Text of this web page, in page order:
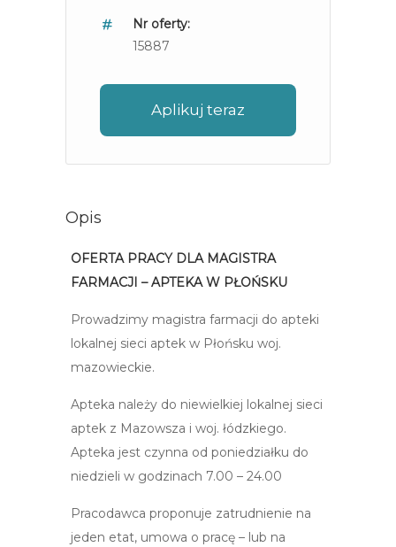
Nr oferty:
15887
Aplikuj teraz
Opis
OFERTA PRACY DLA MAGISTRA
FARMACJI – APTEKA W PŁOŃSKU
Prowadzimy magistra farmacji do apteki
lokalnej sieci aptek w Płońsku woj.
mazowieckie.
Apteka należy do niewielkiej lokalnej sieci
aptek z Mazowsza i woj. łódzkiego.
Apteka jest czynna od poniedziałku do
niedzieli w godzinach 7.00 – 24.00
Pracodawca proponuje zatrudnienie na
jeden etat, umowa o pracę – lub na